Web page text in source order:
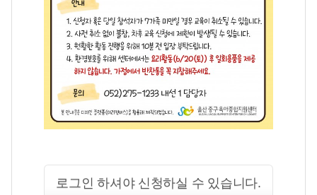
로그인 하셔야 신청하실 수 있습니다.